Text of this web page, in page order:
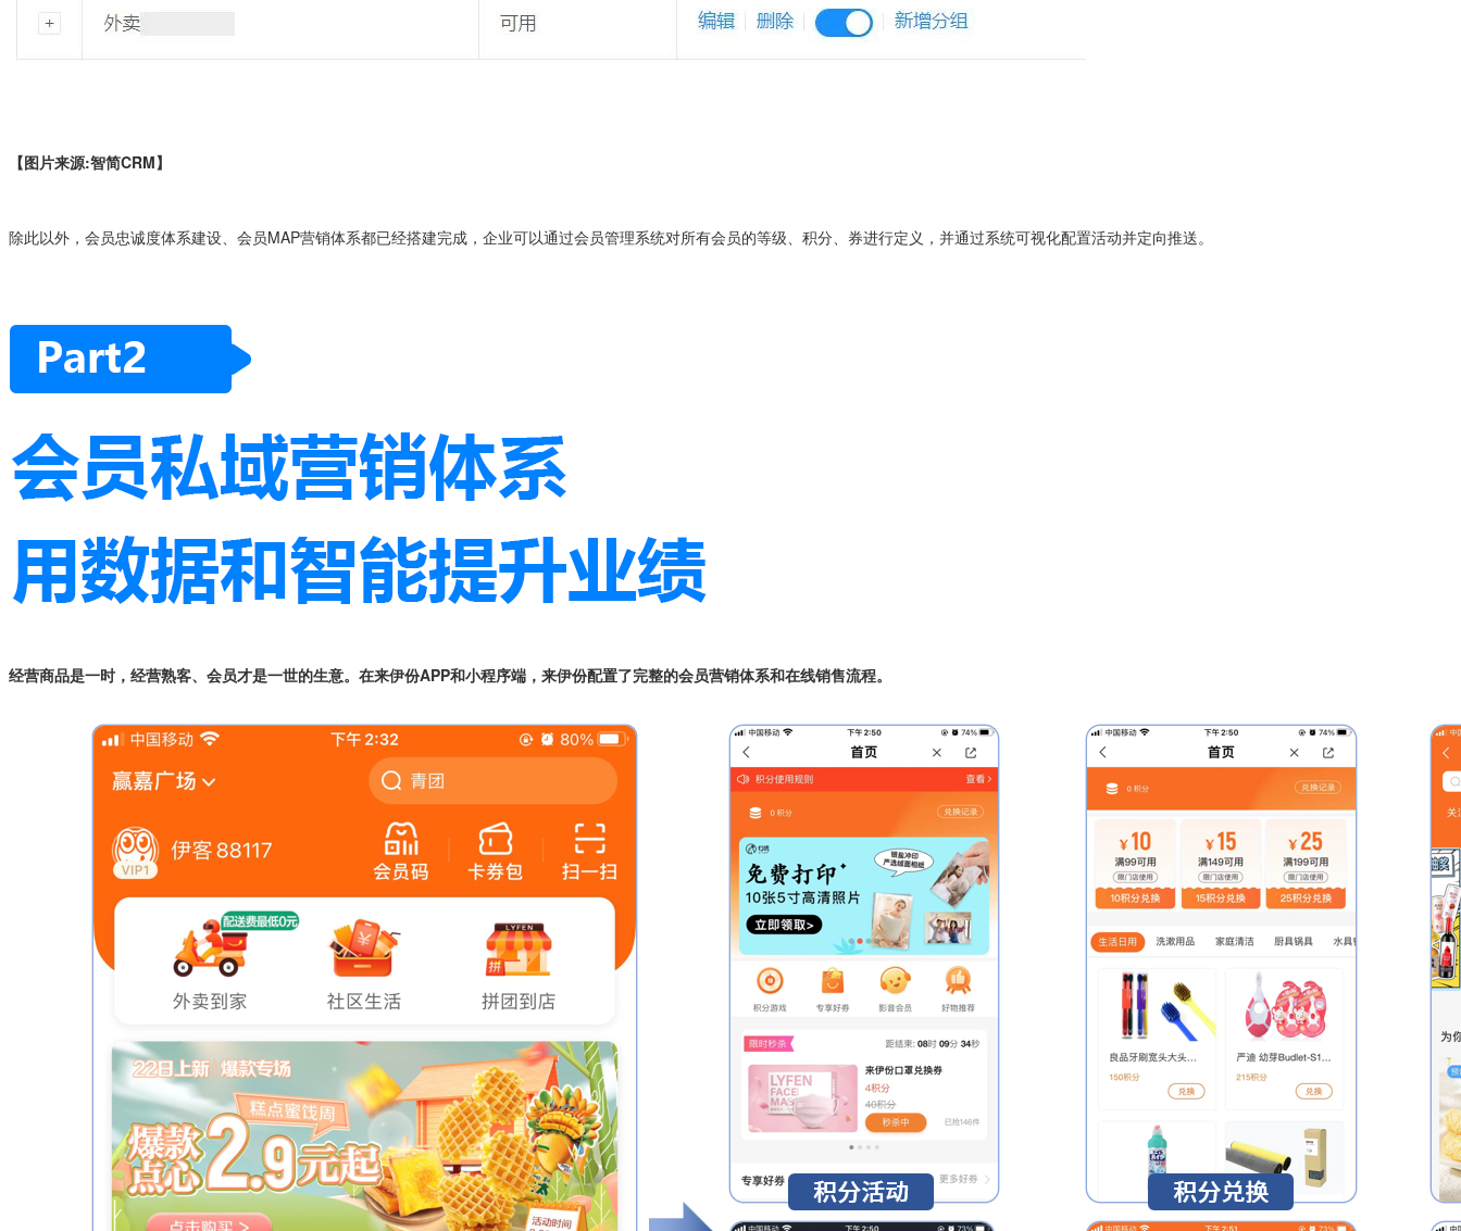
【图片来源:智简CRM】
除此以外，会员忠诚度体系建设、会员MAP营销体系都已经搭建完成，企业可以通过会员管理系统对所有会员的等级、积分、券进行定义，并通过系统可视化配置活动并定向推送。
经营商品是一时，经营熟客、会员才是一世的生意。在来伊份APP和小程序端，来伊份配置了完整的会员营销体系和在线销售流程。